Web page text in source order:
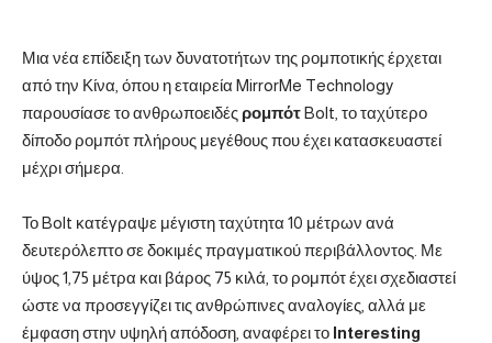
Μια νέα επίδειξη των δυνατοτήτων της ρομποτικής έρχεται
από την Κίνα, όπου η εταιρεία MirrorMe Technology
παρουσίασε το ανθρωποειδέςρομπότBolt, το ταχύτερο
δίποδο ρομπότ πλήρους μεγέθους που έχει κατασκευαστεί
μέχρι σήμερα.
Το Bolt κατέγραψε μέγιστη ταχύτητα 10 μέτρων ανά
δευτερόλεπτο σε δοκιμές πραγματικού περιβάλλοντος. Με
ύψος 1,75 μέτρα και βάρος 75 κιλά, το ρομπότ έχει σχεδιαστεί
ώστε να προσεγγίζει τις ανθρώπινες αναλογίες, αλλά με
έμφαση στην υψηλή απόδοση, αναφέρει το Interesting